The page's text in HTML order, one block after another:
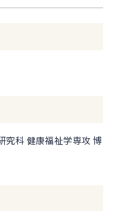
究科 健康福祉学専攻 博